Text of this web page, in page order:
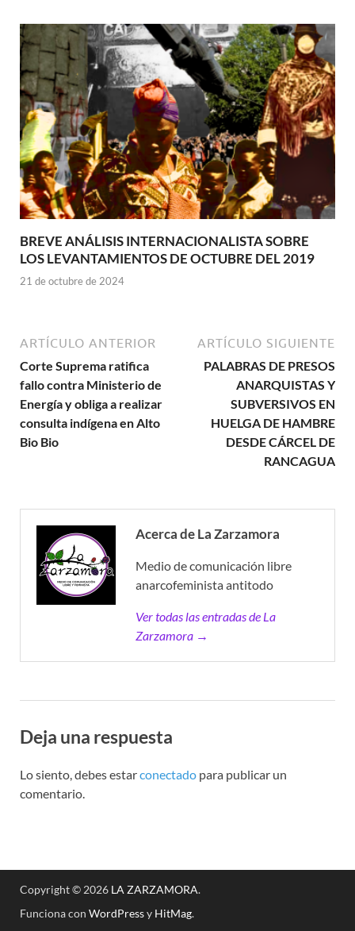
BREVE ANÁLISIS INTERNACIONALISTA SOBRE
LOS LEVANTAMIENTOS DE OCTUBRE DEL 2019
21 de octubre de 2024
ARTÍCULO ANTERIOR
Corte Suprema ratifica
fallo contra Ministerio de
Energía y obliga a realizar
consulta indígena en Alto
Bio Bio
ARTÍCULO SIGUIENTE
PALABRAS DE PRESOS
ANARQUISTAS Y
SUBVERSIVOS EN
HUELGA DE HAMBRE
DESDE CÁRCEL DE
RANCAGUA
Acerca de La Zarzamora
Medio de comunicación libre
anarcofeminista antitodo
Ver todas las entradas de La
Zarzamora →
Deja una respuesta
Lo siento, debes estarconectado para publicar un
comentario.
Copyright © 2026 LA ZARZAMORA.
Funciona con WordPressy HitMag.